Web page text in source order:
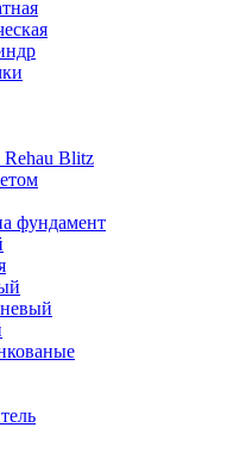
Blitz
фундамент